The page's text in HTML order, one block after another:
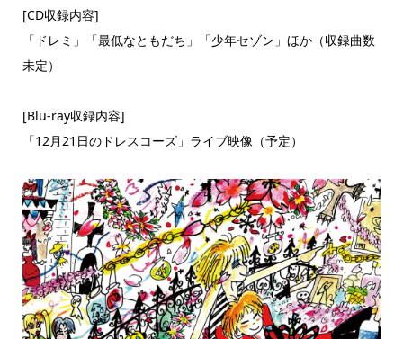
[CD収録内容]
「ドレミ」「最低なともだち」「少年セゾン」ほか（収録曲数
未定）
[Blu-ray収録内容]
「12月21日のドレスコーズ」ライブ映像（予定）